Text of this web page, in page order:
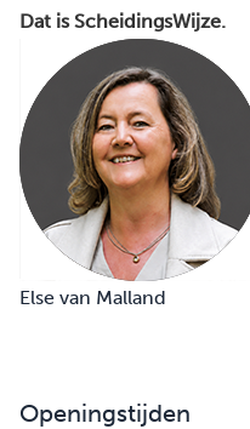
Dat is ScheidingsWijze.
Else van Malland
Openingstijden